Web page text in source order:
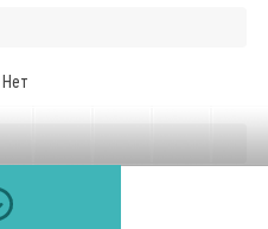
Нет
16 кг.